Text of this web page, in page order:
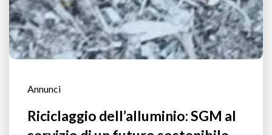
Annunci
Riciclaggio dell’alluminio: SGM al